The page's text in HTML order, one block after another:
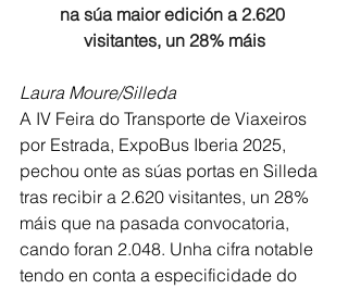
na súa maior edición a 2.620
visitantes, un 28% máis
Laura Moure/Silleda
A IV Feira do Transporte de Viaxeiros
por Estrada, ExpoBus Iberia 2025,
pechou onte as súas portas en Silleda
tras recibir a 2.620 visitantes, un 28%
máis que na pasada convocatoria,
cando foran 2.048. Unha cifra notable
tendo en conta a especificidade do